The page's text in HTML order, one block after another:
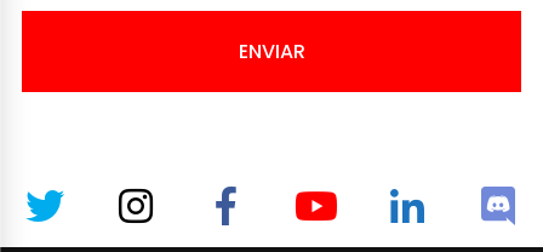
ENVIAR